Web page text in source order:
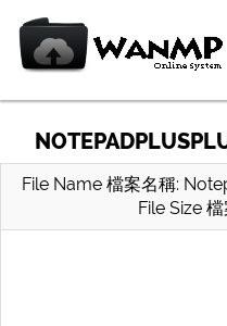
File Name 檔案名稱:
File Size